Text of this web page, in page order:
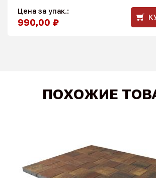
Цена за упак.:
990,00 ₽
ПОХОЖИЕ